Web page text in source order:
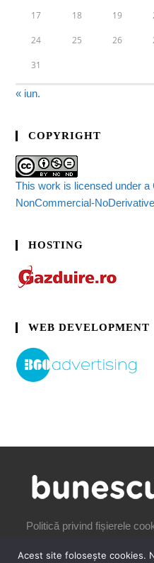
17 18 19
24 25 26
31
« iun.
COPYRIGHT
This work is licensed under
NonCommercial-
HOSTING
WEB DEVELOPMENT
Politică privind fișierele
Acest site folosește cookies.